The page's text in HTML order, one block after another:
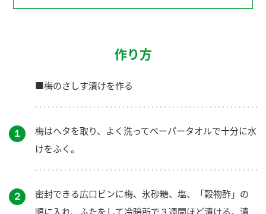
作り方
■梅のさしす漬けを作る
１
梅はヘタを取り、よく洗ってペーパータオルで十分に水
けをふく。
２
密封できる広口ビンに梅、氷砂糖、塩、「穀物酢」の
順に入れ、ふたをして冷暗所で３週間ほど漬ける。漬